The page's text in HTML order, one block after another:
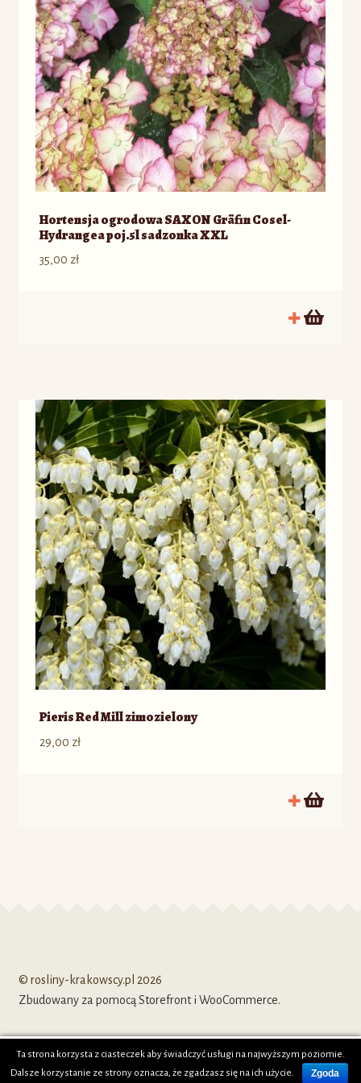
Hortensja ogrodowa SAXON Gräfin Cosel-
Hydrangea poj.5l sadzonka XXL
35,00 zł
Pieris Red Mill zimozielony
29,00 zł
© rosliny-krakowscy.pl 2026
Zbudowany za pomocą Storefront i WooCommerce.
Szukaj:
Szukaj
1
Ta strona korzysta z ciasteczek aby świadczyć usługi na najwyższym poziomie.
Dalsze korzystanie ze strony oznacza, że zgadzasz się na ich użycie.
Zgoda